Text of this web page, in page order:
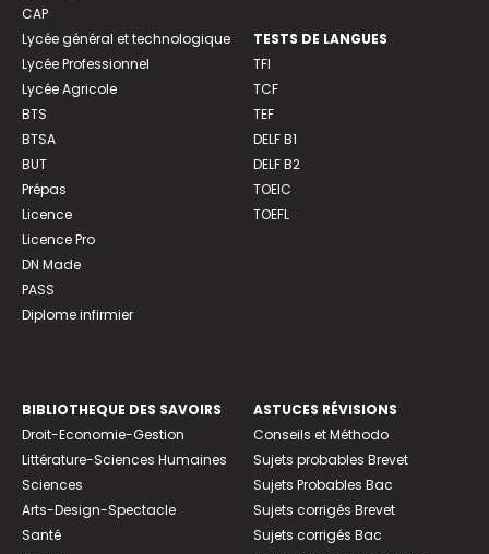
CAP
Lycée général et technologique
Lycée Professionnel
Lycée Agricole
BTS
BTSA
BUT
Prépas
Licence
Licence Pro
DN Made
PASS
Diplome infirmier
TESTS DE LANGUES
TFI
TCF
TEF
DELF B1
DELF B2
TOEIC
TOEFL
BIBLIOTHEQUE DES SAVOIRS
Droit-Economie-Gestion
Littérature-Sciences Humaines
Sciences
Arts-Design-Spectacle
Santé
ASTUCES RÉVISIONS
Conseils et Méthodo
Sujets probables Brevet
Sujets Probables Bac
Sujets corrigés Brevet
Sujets corrigés Bac